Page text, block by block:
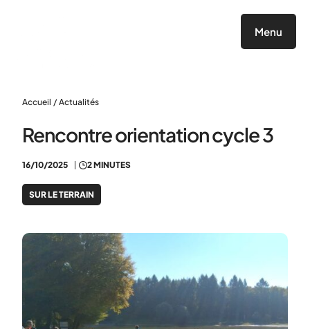
Menu
Accueil / Actualités
Rencontre orientation cycle 3
16/10/2025 2 MINUTES
SUR LE TERRAIN